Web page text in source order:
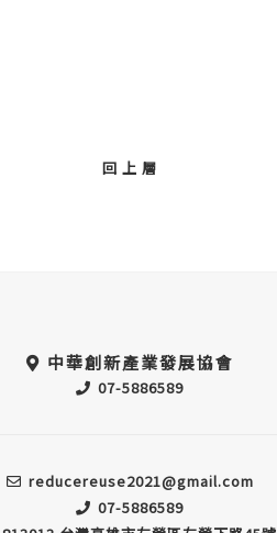
回 上 層
中華創新產業發展協會
07-5886589
reducereuse2021@gmail.com
07-5886589